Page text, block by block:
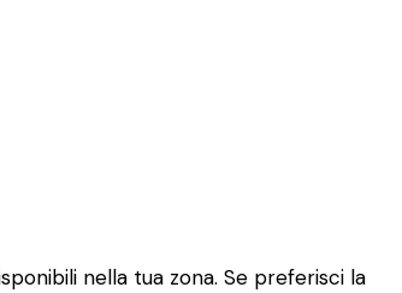
nella tua zona. Se preferisci la